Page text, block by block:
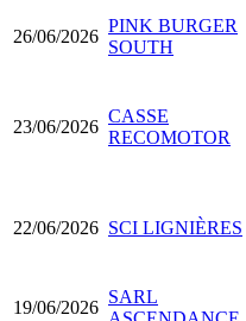
26/06/2026
PINK BURGER
SOUTH
23/06/2026
CASSE
RECOMOTOR
22/06/2026 SCI LIGNIÈRES
19/06/2026
SARL